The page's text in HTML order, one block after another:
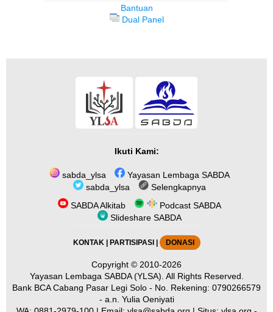
Bantuan
Dual Panel
Ikuti Kami:
sabda_ylsa
Yayasan Lembaga SABDA
sabda_ylsa
Selengkapnya
SABDA Alkitab
Podcast SABDA
Slideshare SABDA
KONTAK| PARTISIPASI DONASI
Copyright © 2010-2026
Yayasan Lembaga SABDA (YLSA). All Rights Reserved.
Bank BCA Cabang Pasar Legi Solo - No. Rekening: 0790266579
- a.n. Yulia Oeniyati